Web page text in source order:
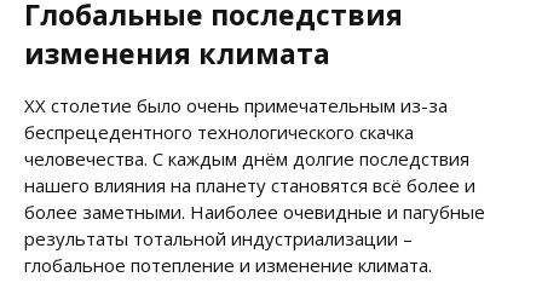
Глобальные последствия
изменения климата
XX столетие было очень примечательным из-за
беспрецедентного технологического скачка
человечества. С каждым днём долгие последствия
нашего влияния на планету становятся всё более и
более заметными. Наиболее очевидные и пагубные
результаты тотальной индустриализации –
глобальное потепление и изменение климата.